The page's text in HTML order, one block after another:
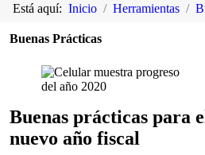
Está aquí: Inicio Herramientas
Buenas Prácticas
Buenas prácticas para
nuevo año fiscal